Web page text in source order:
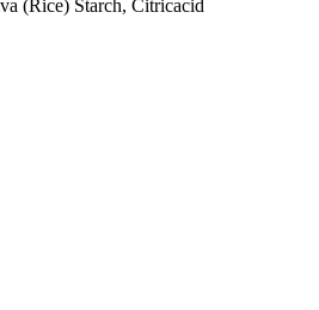
(Rice) Starch, Citricacid